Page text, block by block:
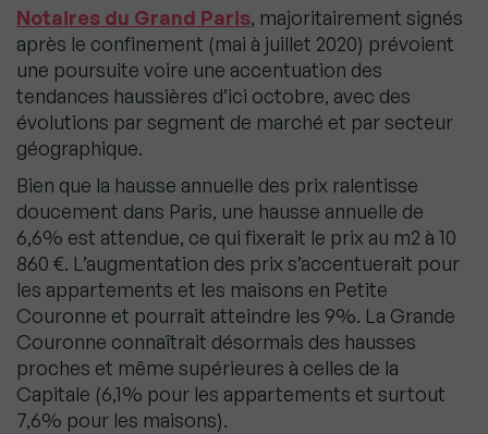
Notaires du Grand Paris, majoritairement signés
après le confinement (mai à juillet 2020) prévoient
une poursuite voire une accentuation des
tendances haussières d’ici octobre, avec des
évolutions par segment de marché et par secteur
géographique.
Bien que la hausse annuelle des prix ralentisse
doucement dans Paris, une hausse annuelle de
6,6% est attendue, ce qui fixerait le prix au m2 à 10
860 €. L’augmentation des prix s’accentuerait pour
les appartements et les maisons en Petite
Couronne et pourrait atteindre les 9%. La Grande
Couronne connaîtrait désormais des hausses
proches et même supérieures à celles de la
Capitale (6,1% pour les appartements et surtout
7,6% pour les maisons).